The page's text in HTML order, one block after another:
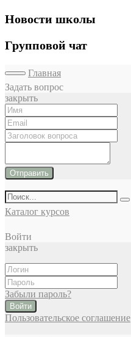
Новости школы
Групповой чат
Главная
Задать вопрос
закрыть
Отправить
Каталог курсов
Войти
закрыть
Забыли пароль?
Войти
Пользовательское соглашение